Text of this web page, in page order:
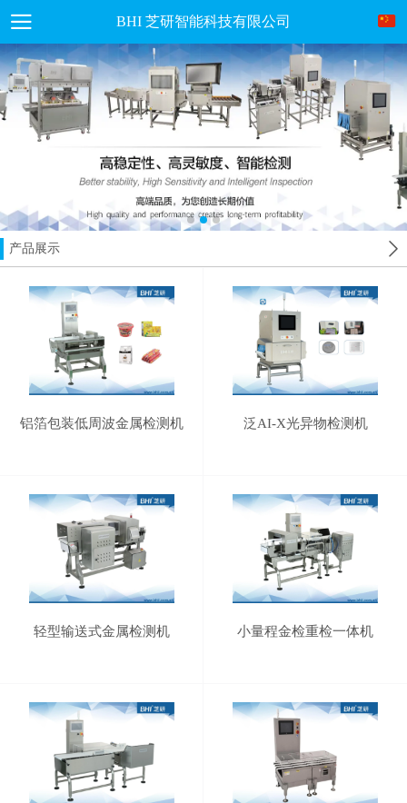
BHI 芝研智能科技有限公司
产品展示
铝箔包装低周波金属检测机 泛AI-X光异物检测机
轻型输送式金属检测机 小量程金检重检一体机